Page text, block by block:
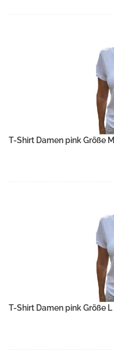
T-Shirt Damen pink Größe M
T-Shirt Damen pink Größe L